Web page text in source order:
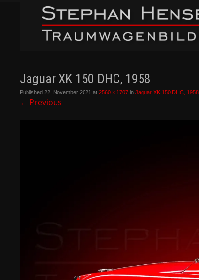
Jaguar XK 150 DHC, 1958
Published22. November 2021 at2560 × 1707 inJaguar XK 150 DHC, 1958
← Previous